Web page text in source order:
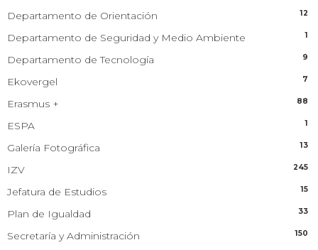
Departamento de Orientación 12
Departamento de Seguridad y Medio Ambiente 1
Departamento de Tecnología 9
Ekovergel 7
Erasmus + 88
ESPA 1
Galería Fotográfica 13
IZV 245
Jefatura de Estudios 15
Plan de Igualdad 33
Secretaría y Administración 150